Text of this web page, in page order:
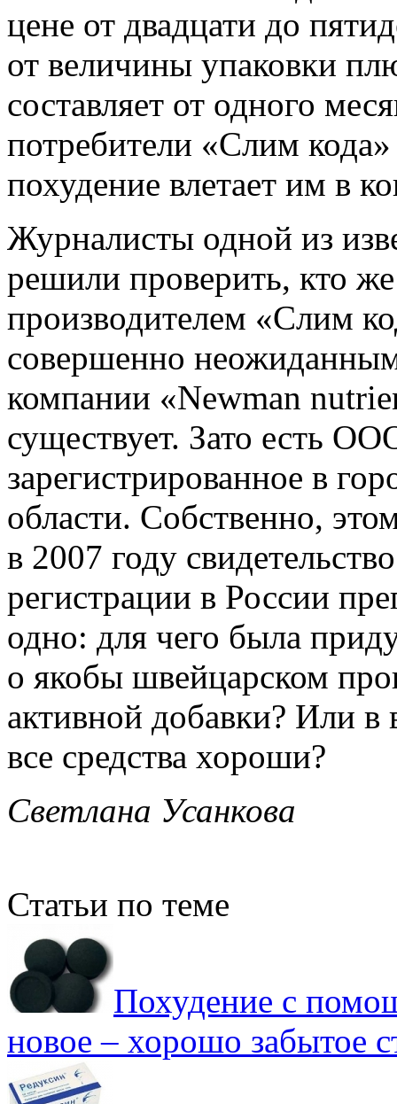
цене от двадцати до
от величины упаковки
составляет от одного
потребители «Слим
похудение влетает им в
Журналисты одной из
решили проверить, кто
производителем «Слим
совершенно
компании «Newman
существует. Зато есть
зарегистрированное в
области. Собственно,
в 2007 году
регистрации в России
одно: для чего была
о якобы швейцарском
активной добавки? Или в
все средства хороши?
Светлана Усанкова
Статьи по теме
Похудение с
новое – хорошо забытое